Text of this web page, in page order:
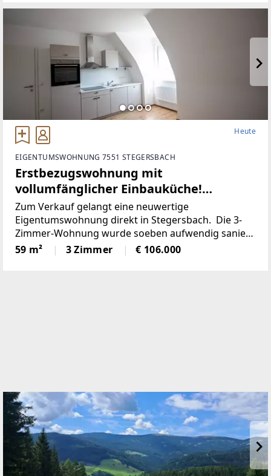
Heute
EIGENTUMSWOHNUNG 7551 STEGERSBACH
Erstbezugswohnung mit
vollumfänglicher Einbauküche!
(Provisionsfrei)
Zum Verkauf gelangt eine neuwertige
Eigentumswohnung direkt in Stegersbach. Die 3-
Zimmer-Wohnung wurde soeben aufwendig saniert.
So wurde unter anderem dieElektronik gänzlich
erneuert und für einen niedrigen
59 m² 3 Zimmer € 106.000